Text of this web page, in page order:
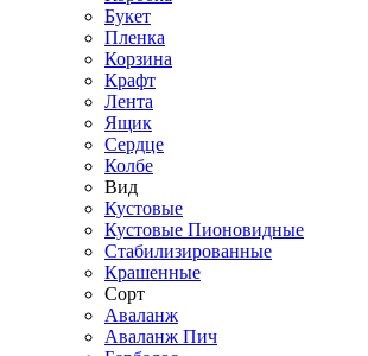
Букет
Пленка
Корзина
Крафт
Лента
Ящик
Сердце
Колбе
Вид
Кустовые
Кустовые Пионовидные
Стабилизированные
Крашенные
Сорт
Аваланж
Аваланж Пич